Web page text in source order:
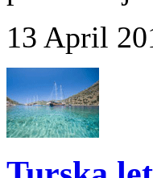
13 April